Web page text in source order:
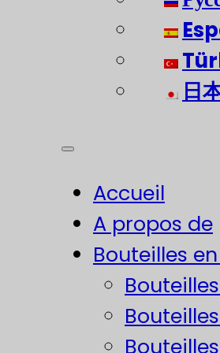
日
Accueil
A propos de
Bouteilles